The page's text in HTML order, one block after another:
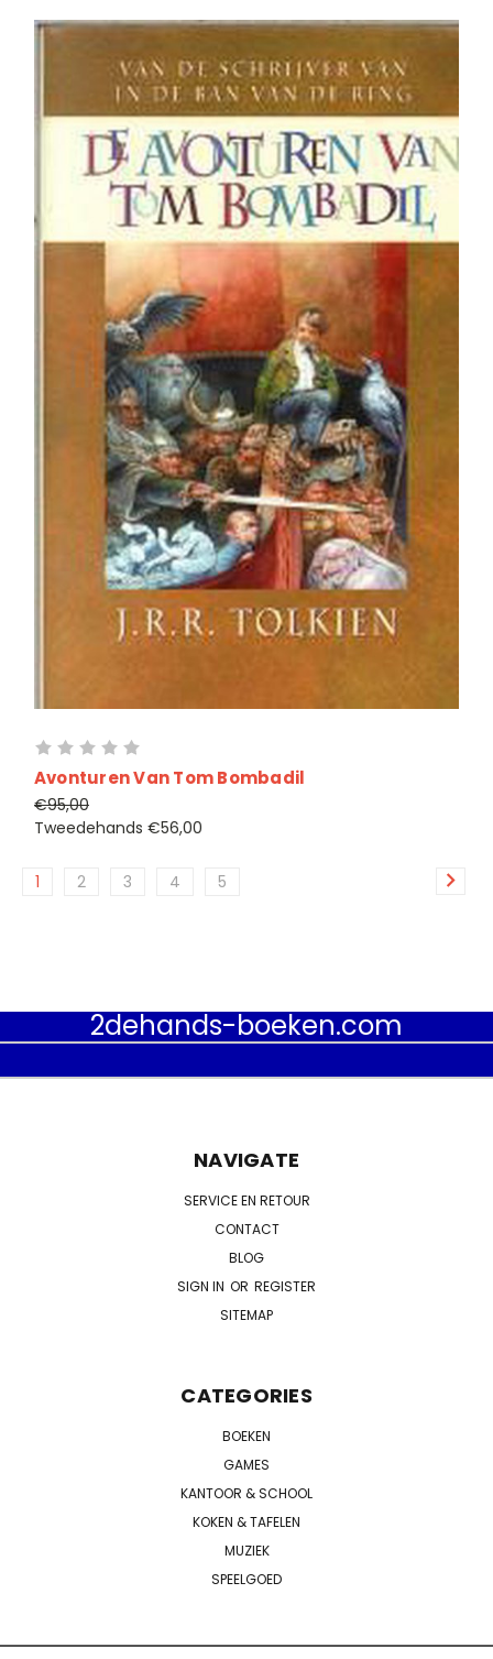
Avonturen Van Tom Bombadil
€95,00
Tweedehands €56,00
1 2 3 4 5
2dehands-boeken.com
NAVIGATE
SERVICE EN RETOUR
CONTACT
BLOG
SIGN IN OR REGISTER
SITEMAP
CATEGORIES
BOEKEN
GAMES
KANTOOR & SCHOOL
KOKEN & TAFELEN
MUZIEK
SPEELGOED